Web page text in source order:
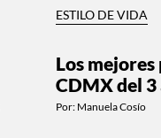
ESTILO DE VIDA
Los mejores
CDMX del 3
Por: Manuela Cosío